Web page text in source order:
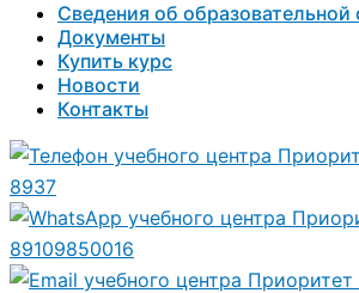
Сведения об образовательной
Документы
Купить курс
Новости
Контакты
8937
89109850016